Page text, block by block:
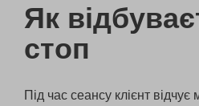
Як
стоп
Під час сеансу клієнт